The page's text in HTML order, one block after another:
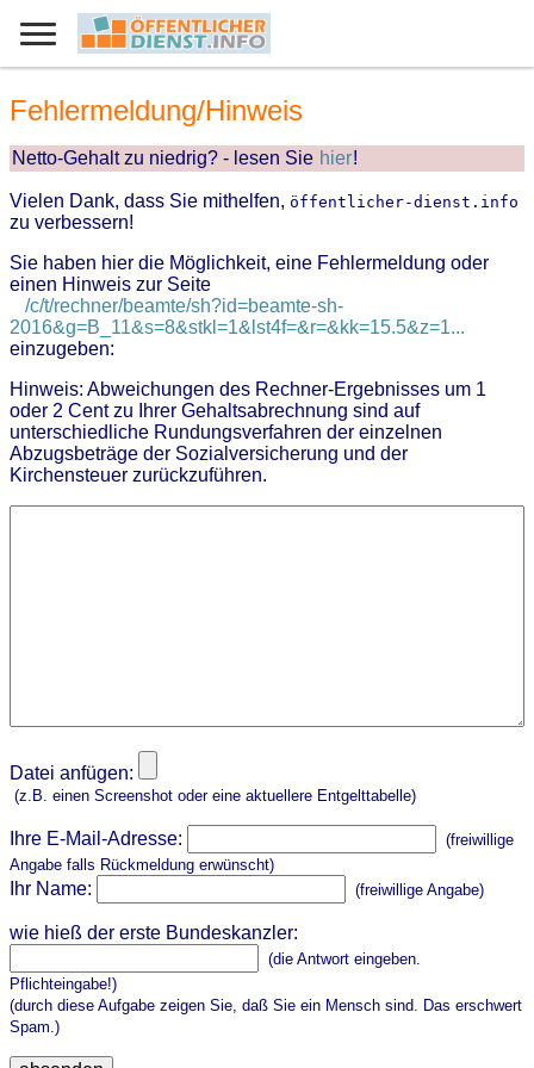
Fehlermeldung/Hinweis
Netto-Gehalt zu niedrig? - lesen Sie hier!
Vielen Dank, dass Sie mithelfen, öffentlicher-dienst.info
zu verbessern!
Sie haben hier die Möglichkeit, eine Fehlermeldung oder
einen Hinweis zur Seite
/c/t/rechner/beamte/sh?id=beamte-sh-
2016&g=B_11&s=8&stkl=1&lst4f=&r=&kk=15.5&z=1...
einzugeben:
Hinweis: Abweichungen des Rechner-Ergebnisses um 1
oder 2 Cent zu Ihrer Gehaltsabrechnung sind auf
unterschiedliche Rundungsverfahren der einzelnen
Abzugsbeträge der Sozialversicherung und der
Kirchensteuer zurückzuführen.
Datei anfügen:
(z.B. einen Screenshot oder eine aktuellere Entgelttabelle)
Ihre E-Mail-Adresse:
(freiwillige
Angabe falls Rückmeldung erwünscht)
Ihr Name: (freiwillige Angabe)
wie hieß der erste Bundeskanzler:
(die Antwort eingeben.
Pflichteingabe!)
(durch diese Aufgabe zeigen Sie, daß Sie ein Mensch sind. Das erschwert
Spam.)